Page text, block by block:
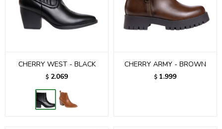
CHERRY WEST - BLACK
$ 2.069
CHERRY ARMY - BROWN
$ 1.999